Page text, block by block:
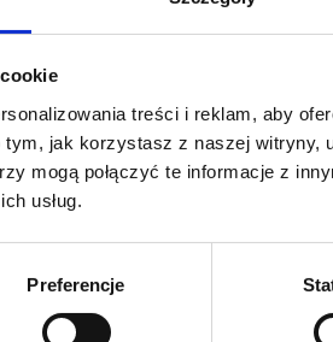
treści i reklam, aby
jak korzystasz z naszej witryny,
mogą połączyć te informacje z
usług.
Preferencje